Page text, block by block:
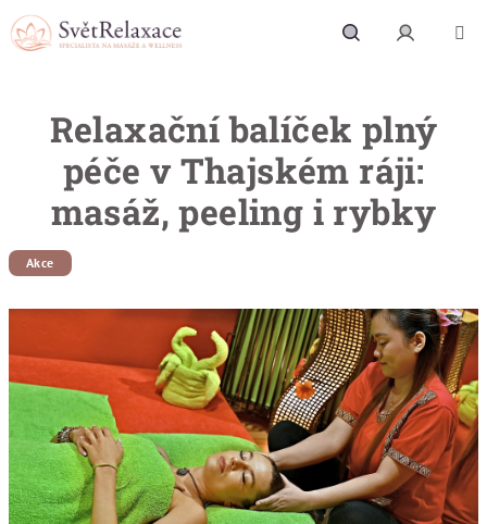
Relaxační balíček plný
péče v Thajském ráji:
masáž, peeling i rybky
Akce